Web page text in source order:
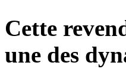
Cette
une des